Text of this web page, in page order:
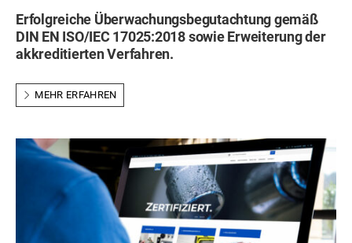
Erfolgreiche Überwachungsbegutachtung gemäß
DIN EN ISO/IEC 17025:2018 sowie Erweiterung der
akkreditierten Verfahren.
MEHR ERFAHREN